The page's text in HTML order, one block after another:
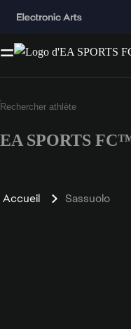
EA SPORTS
Accueil Sassuolo